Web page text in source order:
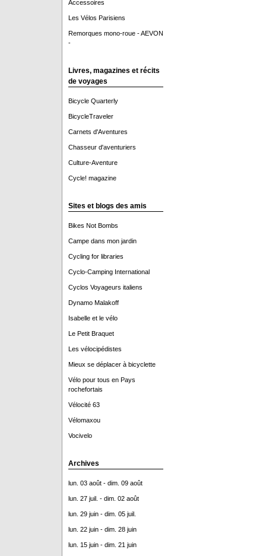
Accessoires
Les Vélos Parisiens
Remorques mono-roue - AEVON
-
Livres, magazines et récits
de voyages
Bicycle Quarterly
BicycleTraveler
Carnets d'Aventures
Chasseur d'aventuriers
Culture-Aventure
Cycle! magazine
Sites et blogs des amis
Bikes Not Bombs
Campe dans mon jardin
Cycling for libraries
Cyclo-Camping International
Cyclos Voyageurs italiens
Dynamo Malakoff
Isabelle et le vélo
Le Petit Braquet
Les vélocipédistes
Mieux se déplacer à bicyclette
Vélo pour tous en Pays
rochefortais
Vélocité 63
Vélomaxou
Vocivelo
Archives
lun. 03 août - dim. 09 août
lun. 27 juil. - dim. 02 août
lun. 29 juin - dim. 05 juil.
lun. 22 juin - dim. 28 juin
lun. 15 juin - dim. 21 juin